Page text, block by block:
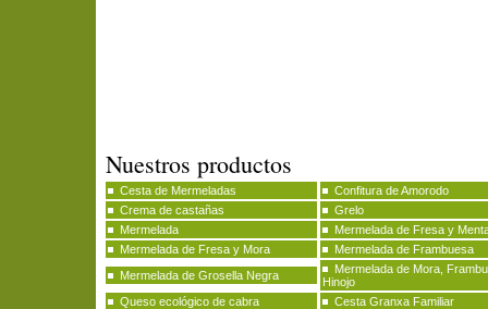
Nuestros productos
Cesta de Mermeladas
Confitura de Amorodo
Crema de castañas
Grelo
Mermelada
Mermelada de Fresa y
Mermelada de Fresa y Mora
Mermelada de Frambuesa
Mermelada de Grosella Negra
Mermelada de Mora,
Hinojo
Queso ecológico de cabra
Cesta Granxa Familiar